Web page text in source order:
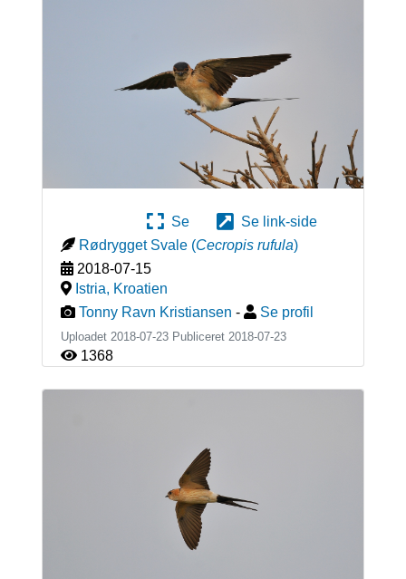
Se
Se link-side
Rødrygget Svale (Cecropis rufula)
2018-07-15
Istria, Kroatien
Tonny Ravn Kristiansen - Se profil
Uploadet 2018-07-23 Publiceret 2018-07-23
1368